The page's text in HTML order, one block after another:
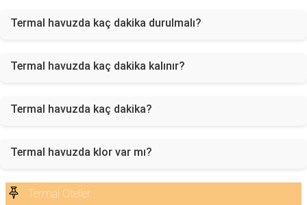
Termal havuzda kaç dakika durulmalı?
Termal havuzda kaç dakika kalınır?
Termal havuzda kaç dakika?
Termal havuzda klor var mı?
Termal Oteller